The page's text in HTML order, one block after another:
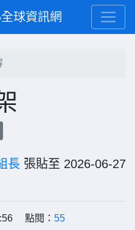
球資訊網
長 張貼至 2026-06-27
點閱： 55